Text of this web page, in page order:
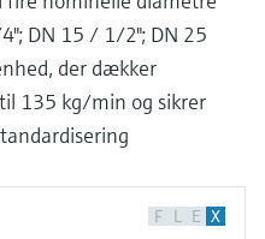
DN 15 / 1/2"; DN 25
der dækker
135 kg/min og sikrer
F L E X